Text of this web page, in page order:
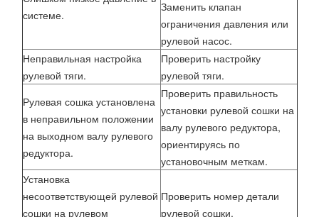
системе.
Заменить клапан
ограничения давления или
рулевой насос.
Неправильная настройка
рулевой тяги.
Проверить настройку
рулевой тяги.
Рулевая сошка установлена
в неправильном положении
на выходном валу рулевого
редуктора.
Проверить правильность
установки рулевой сошки на
валу рулевого редуктора,
ориентируясь по
установочным меткам.
Установка
несоответствующей рулевой
сошки на рулевом
Проверить номер детали
рулевой сошки.